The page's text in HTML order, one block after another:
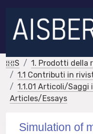
IRIS
1. Prodotti della
1.1 Contributi in
1.1.01 Articoli/
Articles/Essays
Simulation of